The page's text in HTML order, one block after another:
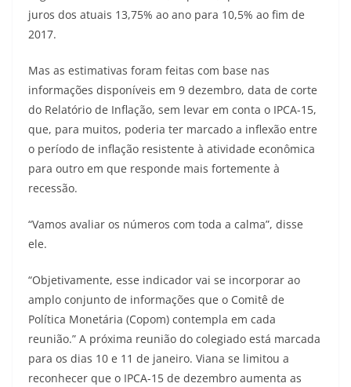
juros dos atuais 13,75% ao ano para 10,5% ao fim de
2017.
Mas as estimativas foram feitas com base nas
informações disponíveis em 9 dezembro, data de corte
do Relatório de Inflação, sem levar em conta o IPCA-15,
que, para muitos, poderia ter marcado a inflexão entre
o período de inflação resistente à atividade econômica
para outro em que responde mais fortemente à
recessão.
“Vamos avaliar os números com toda a calma”, disse
ele.
“Objetivamente, esse indicador vai se incorporar ao
amplo conjunto de informações que o Comitê de
Política Monetária (Copom) contempla em cada
reunião.” A próxima reunião do colegiado está marcada
para os dias 10 e 11 de janeiro. Viana se limitou a
reconhecer que o IPCA-15 de dezembro aumenta as